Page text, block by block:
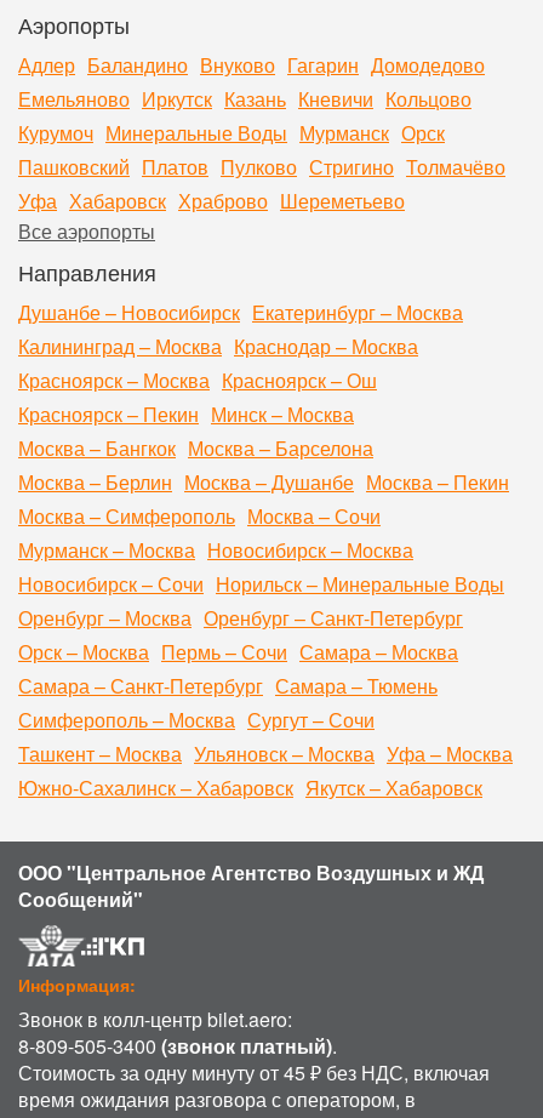
Аэропорты
Адлер Баландино Внуково Гагарин Домодедово
Емельяново Иркутск Казань Кневичи Кольцово
Курумоч Минеральные Воды Мурманск Орск
Пашковский Платов Пулково Стригино Толмачёво
Уфа Хабаровск Храброво Шереметьево
Все аэропорты
Направления
Душанбе – Новосибирск Екатеринбург – Москва
Калининград – Москва Краснодар – Москва
Красноярск – Москва Красноярск – Ош
Красноярск – Пекин Минск – Москва
Москва – Бангкок Москва – Барселона
Москва – Берлин Москва – Душанбе Москва – Пекин
Москва – Симферополь Москва – Сочи
Мурманск – Москва Новосибирск – Москва
Новосибирск – Сочи Норильск – Минеральные Воды
Оренбург – Москва Оренбург – Санкт-Петербург
Орск – Москва Пермь – Сочи Самара – Москва
Самара – Санкт-Петербург Самара – Тюмень
Симферополь – Москва Сургут – Сочи
Ташкент – Москва Ульяновск – Москва Уфа – Москва
Южно-Сахалинск – Хабаровск Якутск – Хабаровск
ООО "Центральное Агентство Воздушных и ЖД
Сообщений"
Информация:
Звонок в колл-центр bilet.aero:
8-809-505-3400 (звонок платный).
Стоимость за одну минуту от 45 ₽ без НДС, включая
время ожидания разговора с оператором, в